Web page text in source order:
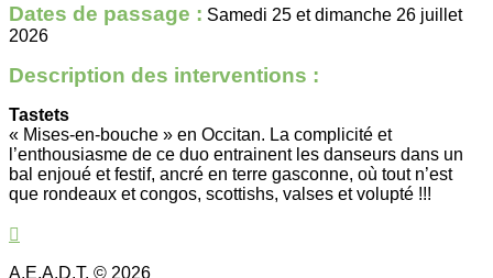
Dates de passage : Samedi 25 et dimanche 26 juillet
2026
Description des interventions :
Tastets
« Mises-en-bouche » en Occitan. La complicité et
l’enthousiasme de ce duo entrainent les danseurs dans un
bal enjoué et festif, ancré en terre gasconne, où tout n’est
que rondeaux et congos, scottishs, valses et volupté !!!
A.E.A.D.T. © 2026